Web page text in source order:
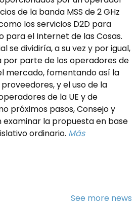
de la banda MSS de 2 GHz
los servicios D2D para
para el Internet de las Cosas.
se dividiría, a su vez y por igual,
por parte de los operadores de
mercado, fomentando así la
y el uso de la
de la UE y de
próximos pasos, Consejo y
la propuesta en base
ordinario. Más
See more news